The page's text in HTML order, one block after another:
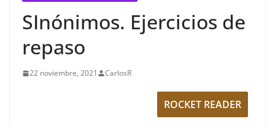
SInónimos. Ejercicios de
repaso
22 noviembre, 2021 CarlosR
ROCKET READER